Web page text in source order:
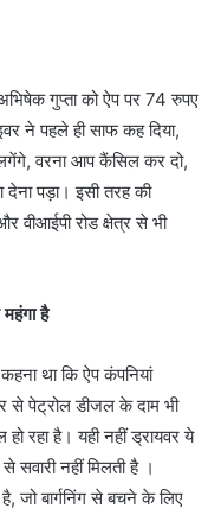
गुप्ता को ऐप पर 74 रुपए
ने पहले ही साफ कह दिया,
वरना आप कैंसिल कर दो,
पड़ा। इसी तरह की
वीआईपी रोड क्षेत्र से भी
है
था कि ऐप कंपनियां
से पेट्रोल डीजल के दाम भी
रहा है। यही नहीं ड्रायवर ये
नहीं मिलती है ।
जो बार्गनिंग से बचने के लिए